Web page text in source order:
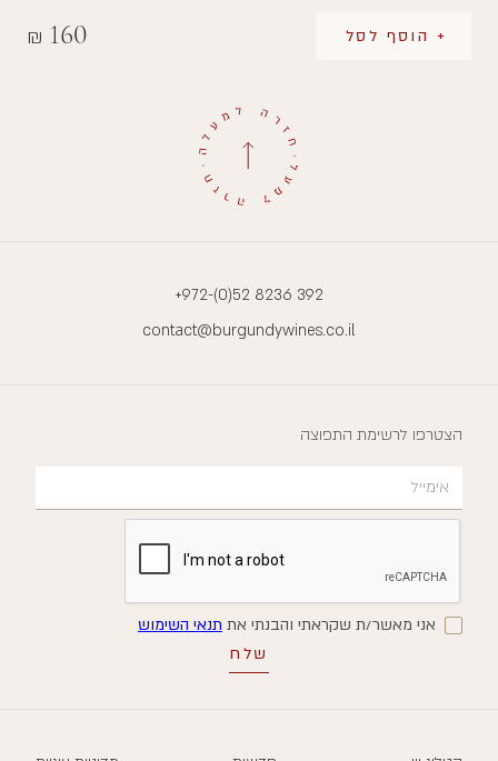
₪ 160 + הוסף לסל
+972-(0)52 8236 392
contact@burgundywines.co.il
הצטרפו לרשימת התפוצה
אני מאשר/ת שקראתי והבנתי את תנאי השימוש